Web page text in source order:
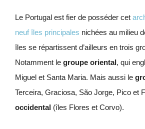
Le Portugal est fier de posséder cet
neuf îles principales nichées au milieu
îles se répartissent d’ailleurs en trois
Notamment le groupe oriental, qui
Miguel et Santa Maria. Mais aussi le
Terceira, Graciosa, São Jorge, Pico et
occidental (îles Flores et Corvo).